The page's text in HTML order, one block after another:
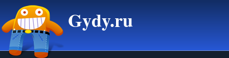
Gydy.ru